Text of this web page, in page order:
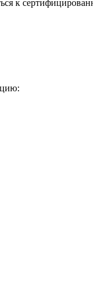
к